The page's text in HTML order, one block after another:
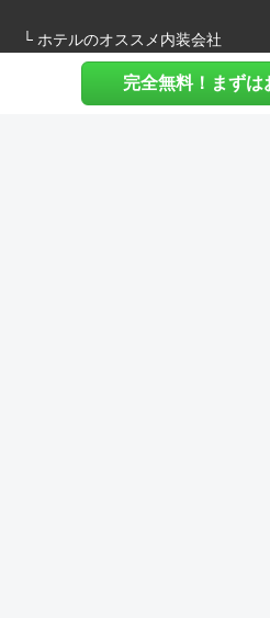
完全無料！まずは
└ ホテルのオススメ内装会社